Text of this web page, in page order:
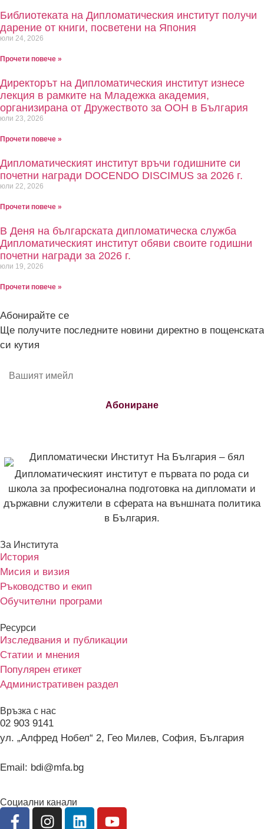
Библиотеката на Дипломатическия институт получи
дарение от книги, посветени на Япония
юли 24, 2026
Прочети повече »
Директорът на Дипломатическия институт изнесе
лекция в рамките на Младежка академия,
организирана от Дружеството за ООН в България
юли 23, 2026
Прочети повече »
Дипломатическият институт връчи годишните си
почетни награди DOCENDO DISCIMUS за 2026 г.
юли 22, 2026
Прочети повече »
В Деня на българската дипломатическа служба
Дипломатическият институт обяви своите годишни
почетни награди за 2026 г.
юли 19, 2026
Прочети повече »
Абонирайте се
Ще получите последните новини директно в пощенската
си кутия
Абониране
Дипломатическият институт е първата по рода си
школа за професионална подготовка на дипломати и
държавни служители в сферата на външната политика
в България.
За Института
История
Мисия и визия
Ръководство и екип
Обучителни програми
Ресурси
Изследвания и публикации
Статии и мнения
Популярен етикет
Административен раздел
Връзка с нас
02 903 9141
ул. „Алфред Нобел“ 2, Гео Милев, София, България
Email: bdi@mfa.bg
Социални канали